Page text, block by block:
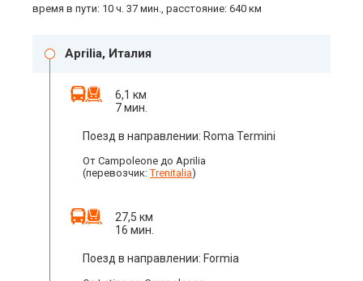
время в пути: 10 ч. 37 мин., расстояние: 640 км
Aprilia, Италия
6,1 км
7 мин.
Поезд в направлении: Roma Termini
От Campoleone до Aprilia
(перевозчик:Trenitalia)
27,5 км
16 мин.
Поезд в направлении: Formia